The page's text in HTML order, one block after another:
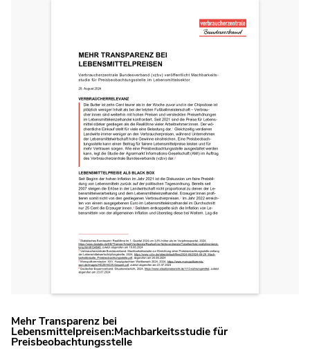
Mehr Transparenz bei
Lebensmittelpreisen:Machbarkeitsstudie für
Preisbeobachtungsstelle